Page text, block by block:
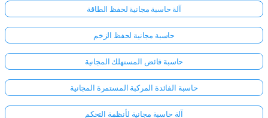
آلة حاسبة مجانية لحفظ الطاقة
حاسبة مجانية لحفظ الزخم
حاسبة فائض المستهلك المجانية
حاسبة الفائدة المركبة المستمرة المجانية
آلة حاسبة مجانية لأنظمة التحكم